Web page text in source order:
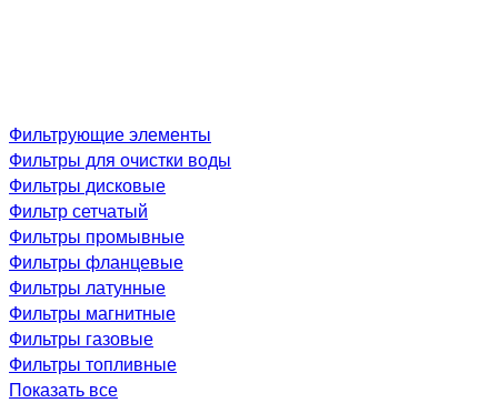
Фильтрующие элементы
Фильтры для очистки воды
Фильтры дисковые
Фильтр сетчатый
Фильтры промывные
Фильтры фланцевые
Фильтры латунные
Фильтры магнитные
Фильтры газовые
Фильтры топливные
Показать все